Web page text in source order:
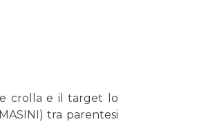
crolla e il target lo
tra parentesi